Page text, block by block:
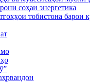
соҳаи энергетика
тобистона барои